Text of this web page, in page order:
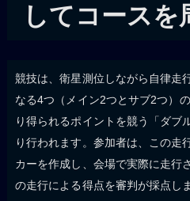
してコースを
競技は、衛星測位しながら自律走
なる4つ（メイン2つとサブ2つ）
り得られるポイントを競う「ダブ
り行われます。参加者は、この走
カーを作成し、会場で実際に走行
の走行による得点を審判が採点し